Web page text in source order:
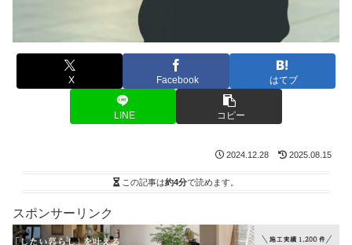
X Facebook はてブ
LINE コピー
2024.12.28 2025.08.15
この記事は約4分で読めます。
スポンサーリンク